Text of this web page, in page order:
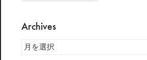
Archives
Archives